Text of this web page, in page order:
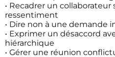
• Recadrer un collaborateur
ressentiment
• Dire non à une demande
• Exprimer un désaccord
hiérarchique
• Gérer une réunion